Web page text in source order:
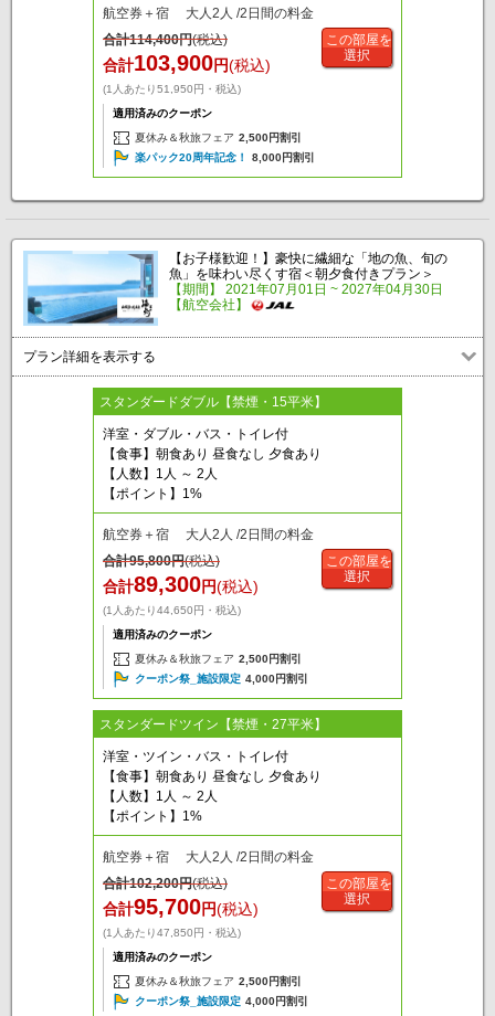
航空券＋宿 大人2人 /2日間の料金
合計114,400円(税込)
合計103,900円(税込)
(1人あたり51,950円・税込)
適用済みのクーポン
夏休み＆秋旅フェア 2,500円割引
楽パック20周年記念！
8,000円割引
この部屋を
選択
【お子様歓迎！】豪快に繊細な「地の魚、旬の
魚」を味わい尽くす宿＜朝夕食付きプラン＞
【期間】 2021年07月01日 ~ 2027年04月30日
【航空会社】
プラン詳細を表示する
スタンダードダブル【禁煙・15平米】
洋室・ダブル・バス・トイレ付
【食事】朝食あり 昼食なし 夕食あり
【人数】1人 ～ 2人
【ポイント】1%
航空券＋宿 大人2人 /2日間の料金
合計95,800円(税込)
合計89,300円(税込)
(1人あたり44,650円・税込)
適用済みのクーポン
夏休み＆秋旅フェア 2,500円割引
クーポン祭_施設限定 4,000円割引
この部屋を
選択
スタンダードツイン【禁煙・27平米】
洋室・ツイン・バス・トイレ付
【食事】朝食あり 昼食なし 夕食あり
【人数】1人 ～ 2人
【ポイント】1%
航空券＋宿 大人2人 /2日間の料金
合計102,200円(税込)
合計95,700円(税込)
(1人あたり47,850円・税込)
適用済みのクーポン
夏休み＆秋旅フェア 2,500円割引
クーポン祭_施設限定 4,000円割引
この部屋を
選択